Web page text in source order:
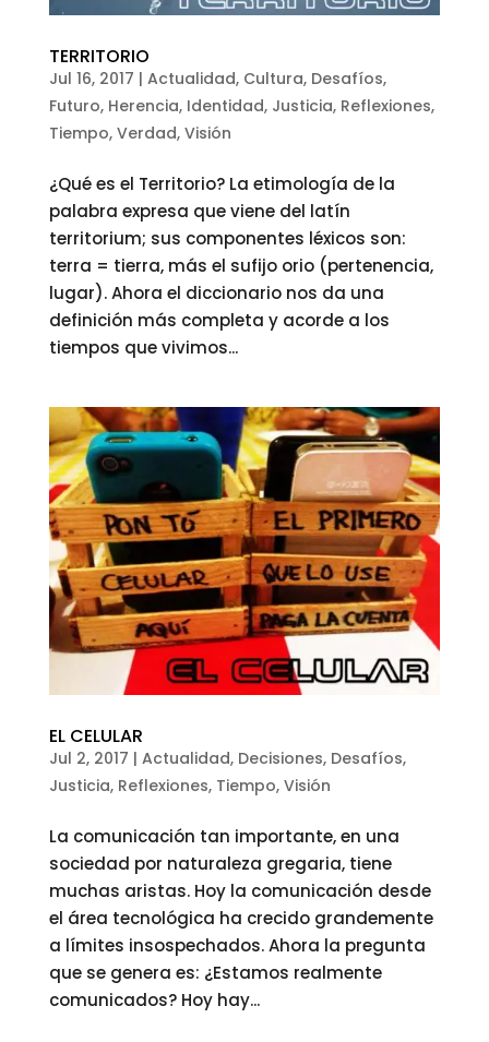
TERRITORIO
Jul 16, 2017 | Actualidad, Cultura, Desafíos,
Futuro, Herencia, Identidad, Justicia, Reflexiones,
Tiempo, Verdad, Visión
¿Qué es el Territorio? La etimología de la
palabra expresa que viene del latín
territorium; sus componentes léxicos son:
terra = tierra, más el sufijo orio (pertenencia,
lugar). Ahora el diccionario nos da una
definición más completa y acorde a los
tiempos que vivimos...
EL CELULAR
Jul 2, 2017 | Actualidad, Decisiones, Desafíos,
Justicia, Reflexiones, Tiempo, Visión
La comunicación tan importante, en una
sociedad por naturaleza gregaria, tiene
muchas aristas. Hoy la comunicación desde
el área tecnológica ha crecido grandemente
a límites insospechados. Ahora la pregunta
que se genera es: ¿Estamos realmente
comunicados? Hoy hay...